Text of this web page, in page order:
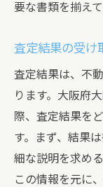
要な書類を揃え
査定結果の受け
査定結果は、不
ります。大阪府
際、査定結果を
す。まず、結果
細な説明を求め
この情報を元に